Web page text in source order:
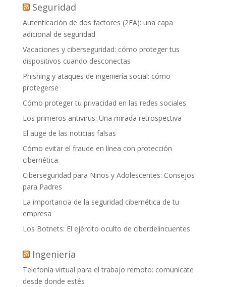
Seguridad
Autenticación de dos factores (2FA): una capa
adicional de seguridad
Vacaciones y ciberseguridad: cómo proteger tus
dispositivos cuando desconectas
Phishing y ataques de ingeniería social: cómo
protegerse
Cómo proteger tu privacidad en las redes sociales
Los primeros antivirus: Una mirada retrospectiva
El auge de las noticias falsas
Cómo evitar el fraude en línea con protección
cibernética
Ciberseguridad para Niños y Adolescentes: Consejos
para Padres
La importancia de la seguridad cibernética de tu
empresa
Los Botnets: El ejército oculto de ciberdelincuentes
Ingeniería
Telefonía virtual para el trabajo remoto: comunícate
desde donde estés